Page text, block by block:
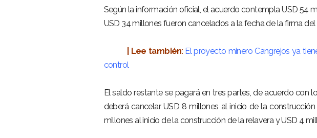
Según la información oficial, el acuerdo contempla USD 54
USD 34 millones fueron cancelados a la fecha de la firma
| Lee también: El proyecto minero Cangrejos ya
control
El saldo restante se pagará en tres partes, de acuerdo con
deberá cancelar USD 8 millones al inicio de la
millones al inicio de la construcción de la relavera y USD 4